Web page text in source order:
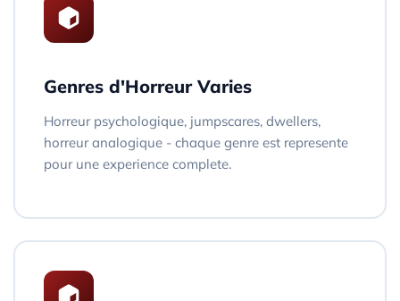
Genres d'Horreur Varies
Horreur psychologique, jumpscares, dwellers,
horreur analogique - chaque genre est represente
pour une experience complete.